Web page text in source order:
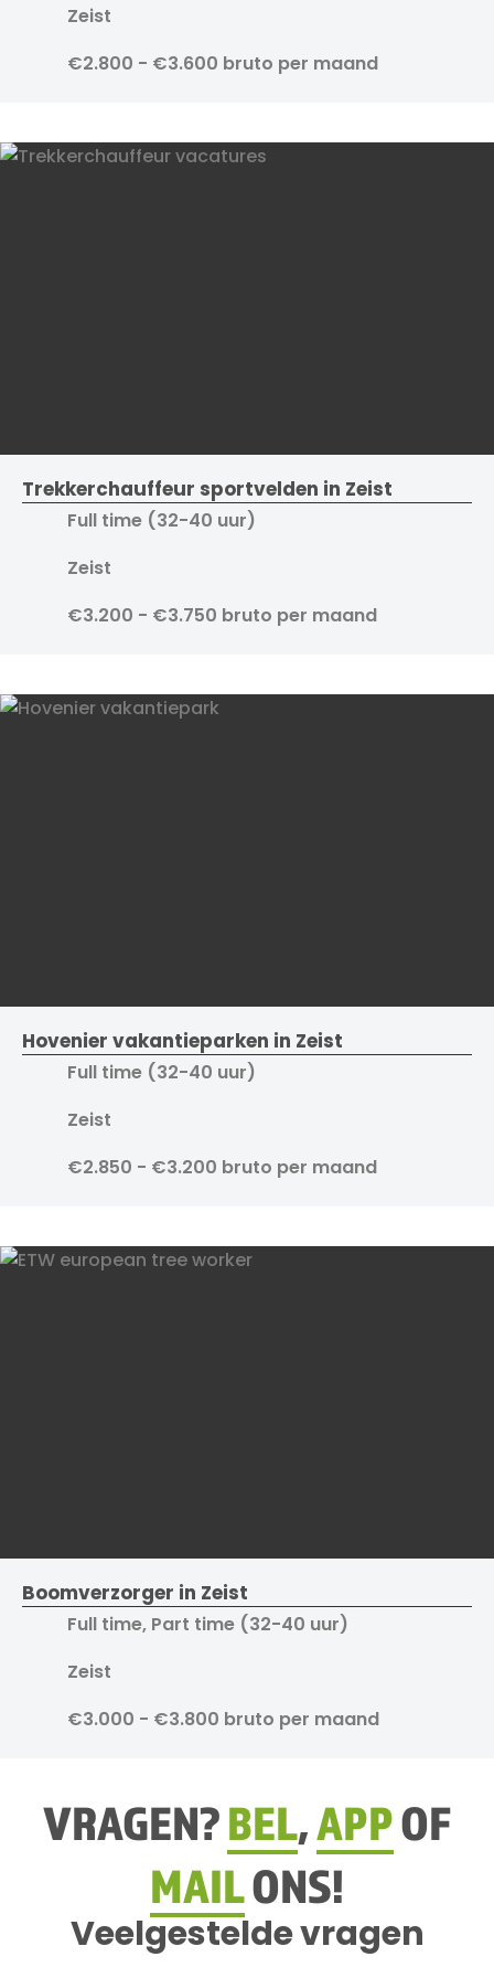
Zeist
€2.800 - €3.600 bruto per maand
Trekkerchauffeur sportvelden in Zeist
Full time (32-40 uur)
Zeist
€3.200 - €3.750 bruto per maand
Hovenier vakantieparken in Zeist
Full time (32-40 uur)
Zeist
€2.850 - €3.200 bruto per maand
Boomverzorger in Zeist
Full time, Part time (32-40 uur)
Zeist
€3.000 - €3.800 bruto per maand
VRAGEN?BEL,APPOF
MAILONS!
Veelgestelde vragen